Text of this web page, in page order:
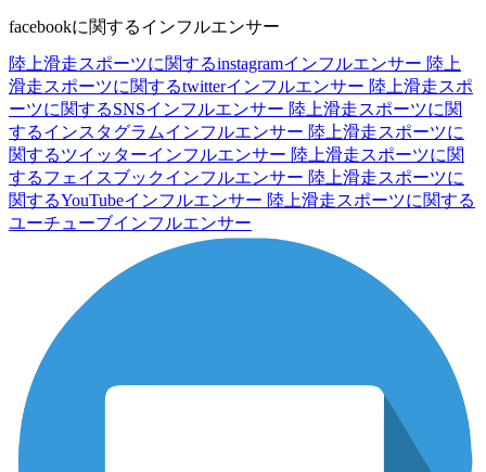
facebookに関するインフルエンサー
陸上滑走スポーツに関するinstagramインフルエンサー 陸上
滑走スポーツに関するtwitterインフルエンサー 陸上滑走スポ
ーツに関するSNSインフルエンサー 陸上滑走スポーツに関
するインスタグラムインフルエンサー 陸上滑走スポーツに
関するツイッターインフルエンサー 陸上滑走スポーツに関
するフェイスブックインフルエンサー 陸上滑走スポーツに
関するYouTubeインフルエンサー 陸上滑走スポーツに関する
ユーチューブインフルエンサー